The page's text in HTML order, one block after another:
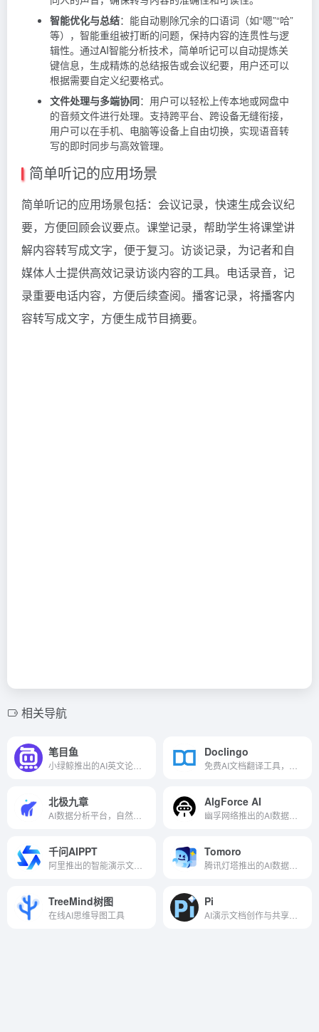
智能优化与总结：能自动剔除冗余的口语词（如“嗯”“哈”
等），智能重组被打断的问题，保持内容的连贯性与逻
辑性。通过AI智能分析技术，简单听记可以自动提炼关
键信息，生成精炼的总结报告或会议纪要，用户还可以
根据需要自定义纪要格式。
文件处理与多端协同：用户可以轻松上传本地或网盘中
的音频文件进行处理。支持跨平台、跨设备无缝衔接，
用户可以在手机、电脑等设备上自由切换，实现语音转
写的即时同步与高效管理。
简单听记的应用场景
简单听记的应用场景包括：会议记录，快速生成会议纪
要，方便回顾会议要点。课堂记录，帮助学生将课堂讲
解内容转写成文字，便于复习。访谈记录，为记者和自
媒体人士提供高效记录访谈内容的工具。电话录音，记
录重要电话内容，方便后续查阅。播客记录，将播客内
容转写成文字，方便生成节目摘要。
相关导航
笔目鱼 Doclingo
北极九章 AlgForce AI
千问AIPPT Tomoro
TreeMind树图
在线AI思维导图工具
Pi